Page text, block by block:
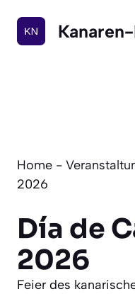
Inhalt
springen
Home -
2026
Día de
2026
Feier des